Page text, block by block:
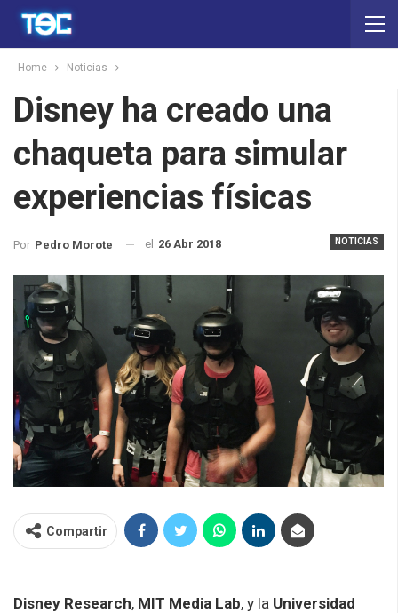
Home Noticias
Disney ha creado una
chaqueta para simular
experiencias físicas
NOTICIAS
Por Pedro Morote el 26 Abr 2018
Compartir
Disney Research, MIT Media Lab, y la Universidad